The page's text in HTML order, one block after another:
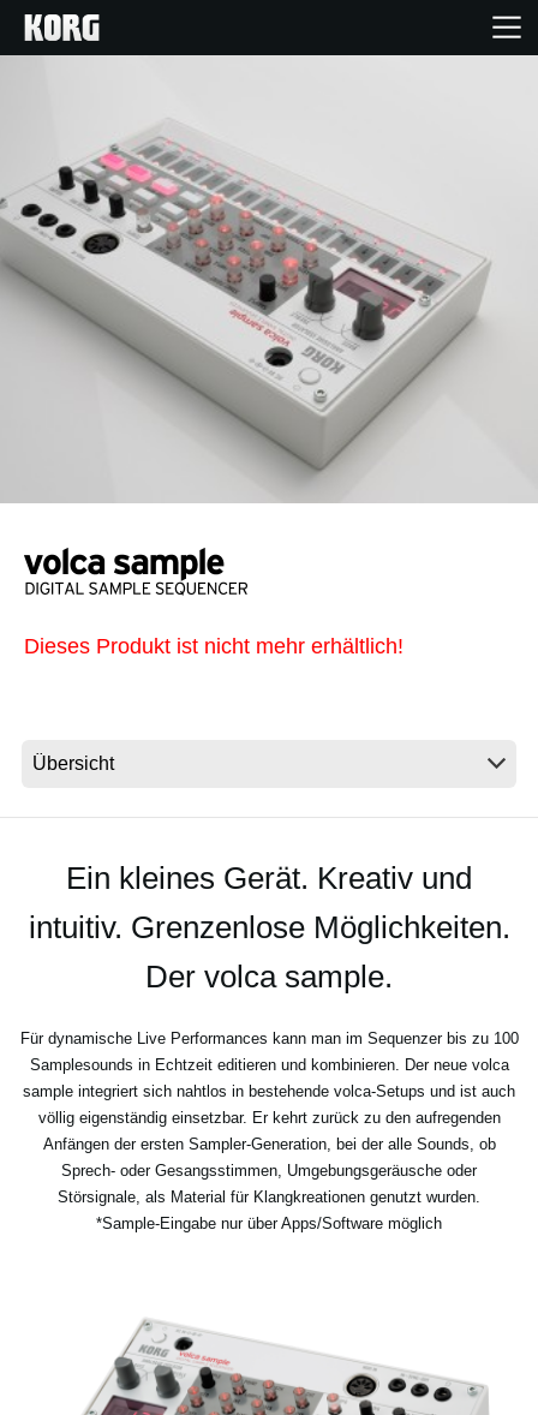
Produkte
Extras
Events
Dieses Produkt ist nicht mehr erhältlich!
Ein kleines Gerät. Kreativ und
intuitiv. Grenzenlose Möglichkeiten.
Der volca sample.
Für dynamische Live Performances kann man im Sequenzer bis zu 100
Samplesounds in Echtzeit editieren und kombinieren. Der neue volca
sample integriert sich nahtlos in bestehende volca-Setups und ist auch
völlig eigenständig einsetzbar. Er kehrt zurück zu den aufregenden
Anfängen der ersten Sampler-Generation, bei der alle Sounds, ob
Sprech- oder Gesangsstimmen, Umgebungsgeräusche oder
Störsignale, als Material für Klangkreationen genutzt wurden.
*Sample-Eingabe nur über Apps/Software möglich